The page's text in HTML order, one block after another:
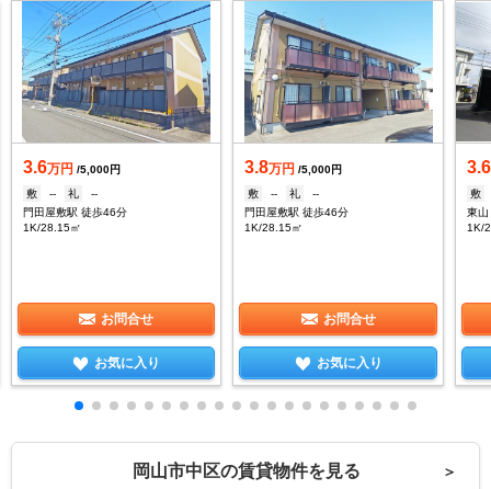
3.6万円 /5,000円
敷
-- 礼
--
門田屋敷駅 徒歩46分
1K/28.15㎡
お問合せ
お気に入り
3.8万円 /5,000円
敷
-- 礼
--
門田屋敷駅 徒歩46分
1K/28.15㎡
お問合せ
お気に入り
3.6
敷
1K/
岡山市中区の賃貸物件を見る ＞